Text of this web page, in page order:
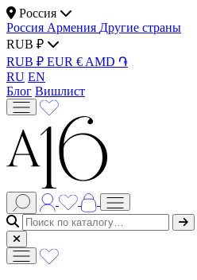
Россия
Россия Армения Другие страны
RUB ₽
RUB ₽ EUR € AMD ֏
RU EN
Блог Вишлист